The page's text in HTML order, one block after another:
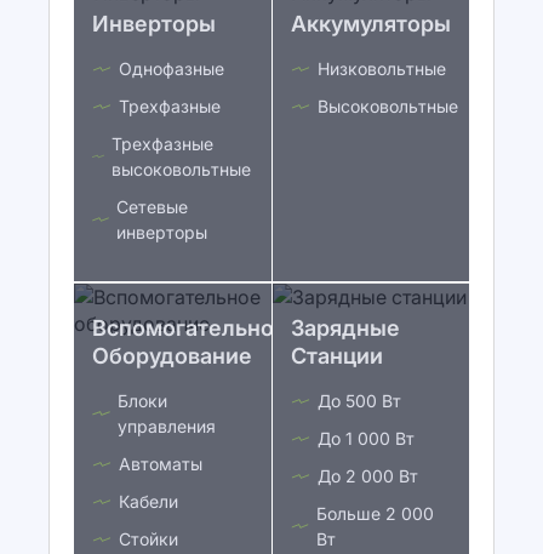
Инверторы
Однофазные
Трехфазные
Трехфазные
высоковольтные
Сетевые
инверторы
Аккумуляторы
Низковольтные
Высоковольтные
Вспомогательное
Оборудование
Блоки
управления
Автоматы
Кабели
Стойки
Зарядные
Станции
До 500 Вт
До 1 000 Вт
До 2 000 Вт
Больше 2 000
Вт